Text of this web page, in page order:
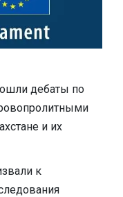
дебаты по
и их
к